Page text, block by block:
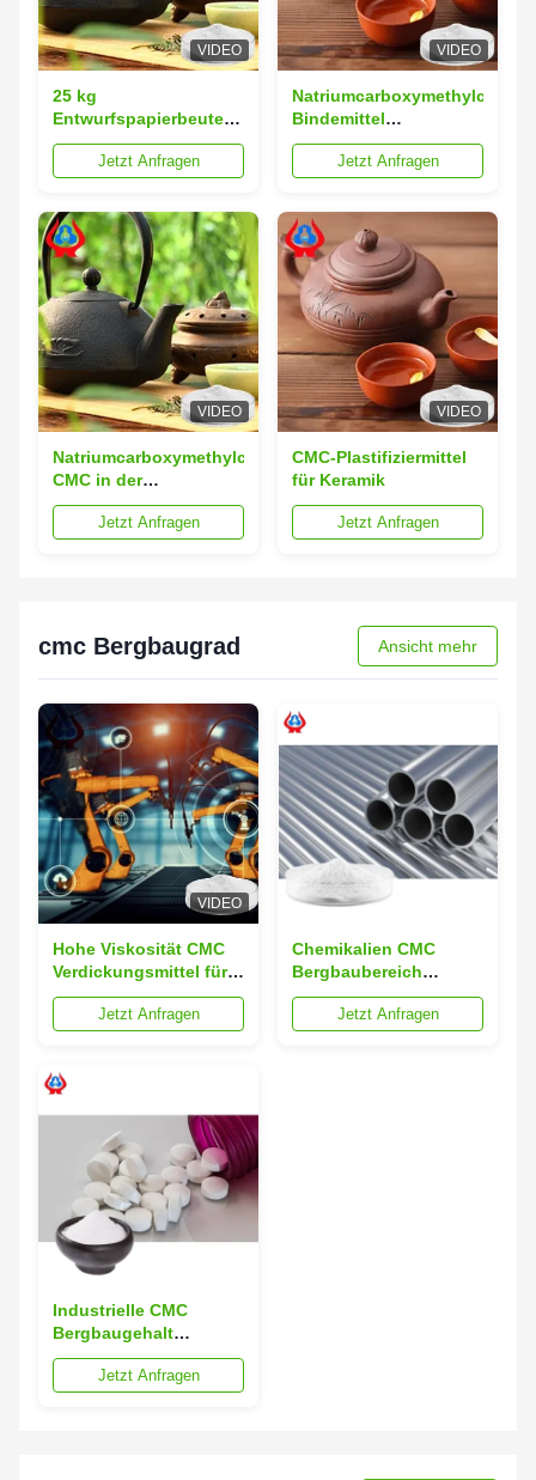
VIDEO
25 kg
Entwurfspapierbeutel
cmc
Natriumcarboxymethylcellulose
auf Basis von
raffinierter Baumwolle
Jetzt Anfragen
VIDEO
Bindemittel
Verdickungsmittel für
die Keramikindustrie
Jetzt Anfragen
VIDEO
Natriumcarboxymethylcellulose
CMC in der
Keramikindustrie
Jetzt Anfragen
VIDEO
CMC-Plastifiziermittel
für Keramik
Jetzt Anfragen
cmc Bergbaugrad Ansicht mehr
VIDEO
Hohe Viskosität CMC
Verdickungsmittel für
den Bergbau
Jetzt Anfragen
Chemikalien CMC
Bergbaubereich
Weißpulver für die
IndustrieJetzt Anfragen
Industrielle CMC
Bergbaugehalt
Pulvermühle
Veredelung für Medizin
Jetzt Anfragen